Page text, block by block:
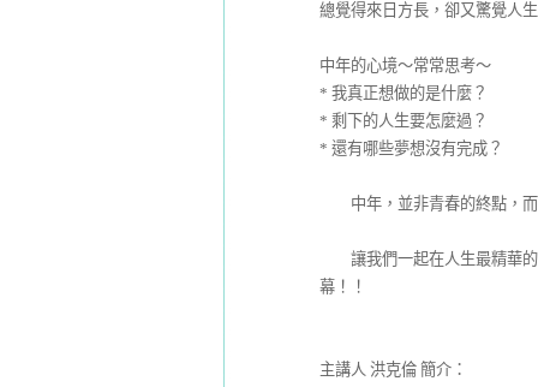
總覺得來日方長，卻又驚覺人
中年的心境～常常思考～
* 我真正想做的是什麼？
* 剩下的人生要怎麼過？
* 還有哪些夢想沒有完成？
中年，並非青春的終點，而
讓我們一起在人生最精華的
幕！！
主講人 洪克倫 簡介：